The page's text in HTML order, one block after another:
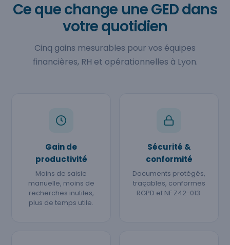
Ce que change une GED dans
votre quotidien
Cinq gains mesurables pour vos équipes
financières, RH et opérationnelles à Lyon.
Gain de
productivité
Moins de saisie
manuelle, moins de
recherches inutiles,
plus de temps utile.
Sécurité &
conformité
Documents protégés,
traçables, conformes
RGPD et NF Z42-013.